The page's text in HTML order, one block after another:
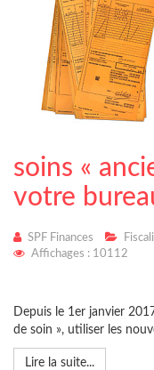
soins «
votre
SPF Finances
Affichages : 10112
Depuis le 1er janvier
de soin », utiliser les
Lire la suite...